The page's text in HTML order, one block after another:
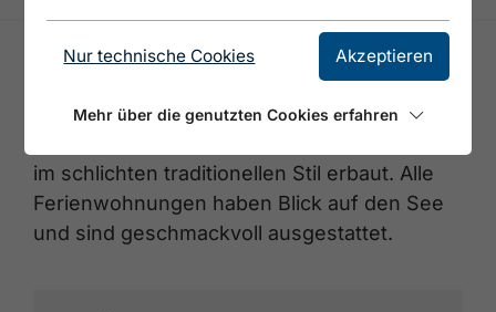
HAUS AM SONNWEG
im schlichten traditionellen Stil erbaut. Alle
Ferienwohnungen haben Blick auf den See
und sind geschmackvoll ausgestattet.
Nur technische Cookies Akzeptieren
Mehr über die genutzten Cookies erfahren